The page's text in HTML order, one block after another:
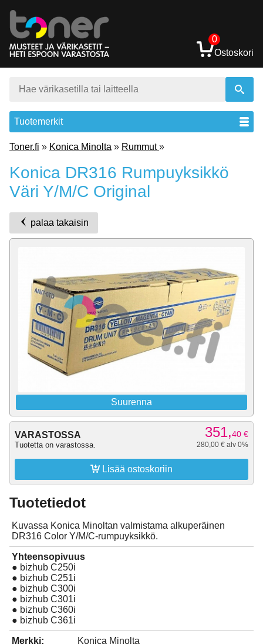
0
Ostoskori
Tuotemerkit
Toner.fi » Konica Minolta » Rummut»
Konica DR316 Rumpuyksikkö
Väri Y/M/C Original
palaa takaisin
Suurenna
VARASTOSSA
Tuotetta on varastossa.
351,40 €
280,00 € alv 0%
 Lisää ostoskoriin
Tuotetiedot
Kuvassa Konica Minoltan valmistama alkuperäinen
DR316 Color Y/M/C-rumpuyksikkö.
Yhteensopivuus
● bizhub C250i
● bizhub C251i
● bizhub C300i
● bizhub C301i
● bizhub C360i
● bizhub C361i
Merkki: Konica Minolta